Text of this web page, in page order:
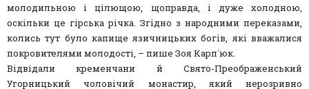
молодильною і цілющою, щоправда, і дуже холодною,
оскільки це гірська річка. Згідно з народними переказами,
колись тут було капище язичницьких богів, які вважалися
покровителями молодості, – пише Зоя Карп`юк.
Відвідали кременчани й Свято-Преображенський
Угорницький чоловічий монастир, який нерозривно